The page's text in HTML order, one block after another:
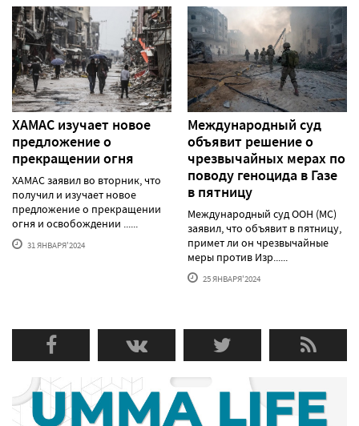
ХАМАС изучает новое
предложение о
прекращении огня
ХАМАС заявил во вторник, что
получил и изучает новое
предложение о прекращении
огня и освобождении ......
31 ЯНВАРЯ'2024
Международный суд
объявит решение о
чрезвычайных мерах по
поводу геноцида в Газе
в пятницу
Международный суд ООН (МС)
заявил, что объявит в пятницу,
примет ли он чрезвычайные
меры против Изр......
25 ЯНВАРЯ'2024